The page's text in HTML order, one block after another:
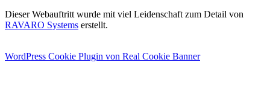
Dieser Webauftritt wurde mit viel Leidenschaft zum Detail von
RAVARO Systems erstellt.
WordPress Cookie Plugin von Real Cookie Banner